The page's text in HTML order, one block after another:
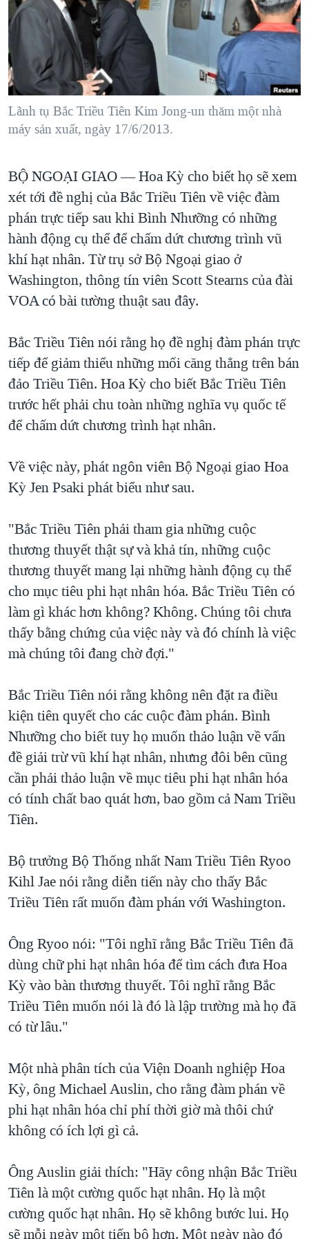
"Tìm"NGƯỜI VIỆT HẢI NGOẠI
ĐỜI SỐNG
KINH TẾ
KHOA HỌC
SỨC KHOẺ
GIÁO DỤC
TẠI
HÀNH TRÌNH BẦU CỬ 2024
MỘT NĂM CHIẾN TRANH TẠI DẢI GAZA
GIẢI MÃ VÀNH ĐAI & CON ĐƯỜNG
TRỊNH VĨNH BÌNH - NGƯỜI HẠ 'BÊN THẮNG CUỘC'
CHI PHÍ CHIẾN TRANH AFGHANISTAN
CÁC GIÁ TRỊ CỘNG HÒA Ở VIỆT NAM
THƯỢNG ĐỈNH TRUMP-KIM TẠI VIỆT NAM
TRỊNH VĨNH BÌNH VS. CHÍNH PHỦ VIỆT NAM
NGƯ DÂN VIỆT VÀ LÀN SÓNG TRỘM HẢI SÂM
BÊN KIA QUỐC LỘ: TIẾNG VỌNG TỪ NÔNG THÔN MỸ
VIDEO
MẠNG XÃ HỘI
Ngôn ngữ khác
Lãnh tụ Bắc Triều Tiên Kim Jong-un thăm một nhà
máy sản xuất, ngày 17/6/2013.
BỘ NGOẠI GIAO —Hoa Kỳ cho biết họ sẽ xem
xét tới đề nghị của Bắc Triều Tiên về việc đàm
phán trực tiếp sau khi Bình Nhưỡng có những
hành động cụ thể để chấm dứt chương trình vũ
khí hạt nhân. Từ trụ sở Bộ Ngoại giao ở
Washington, thông tín viên Scott Stearns của đài
VOA có bài tường thuật sau đây.
Bắc Triều Tiên nói rằng họ đề nghị đàm phán trực
tiếp để giảm thiểu những mối căng thẳng trên bán
đảo Triều Tiên. Hoa Kỳ cho biết Bắc Triều Tiên
trước hết phải chu toàn những nghĩa vụ quốc tế
để chấm dứt chương trình hạt nhân.
Về việc này, phát ngôn viên Bộ Ngoại giao Hoa
Kỳ Jen Psaki phát biểu như sau.
"Bắc Triều Tiên phải tham gia những cuộc
thương thuyết thật sự và khả tín, những cuộc
thương thuyết mang lại những hành động cụ thể
cho mục tiêu phi hạt nhân hóa. Bắc Triều Tiên có
làm gì khác hơn không? Không. Chúng tôi chưa
thấy bằng chứng của việc này và đó chính là việc
mà chúng tôi đang chờ đợi."
Bắc Triều Tiên nói rằng không nên đặt ra điều
kiện tiên quyết cho các cuộc đàm phán. Bình
Nhưỡng cho biết tuy họ muốn thảo luận về vấn
đề giải trừ vũ khí hạt nhân, nhưng đôi bên cũng
cần phải thảo luận về mục tiêu phi hạt nhân hóa
có tính chất bao quát hơn, bao gồm cả Nam Triều
Tiên.
Bộ trưởng Bộ Thống nhất Nam Triều Tiên Ryoo
Kihl Jae nói rằng diễn tiến này cho thấy Bắc
Triều Tiên rất muốn đàm phán với Washington.
Ông Ryoo nói: "Tôi nghĩ rằng Bắc Triều Tiên đã
dùng chữ phi hạt nhân hóa để tìm cách đưa Hoa
Kỳ vào bàn thương thuyết. Tôi nghĩ rằng Bắc
Triều Tiên muốn nói là đó là lập trường mà họ đã
có từ lâu."
Một nhà phân tích của Viện Doanh nghiệp Hoa
Kỳ, ông Michael Auslin, cho rằng đàm phán về
phi hạt nhân hóa chỉ phí thời giờ mà thôi chứ
không có ích lợi gì cả.
Ông Auslin giải thích: "Hãy công nhận Bắc Triều
Tiên là một cường quốc hạt nhân. Họ là một
cường quốc hạt nhân. Họ sẽ không bước lui. Họ
sẽ mỗi ngày một tiến bộ hơn. Một ngày nào đó